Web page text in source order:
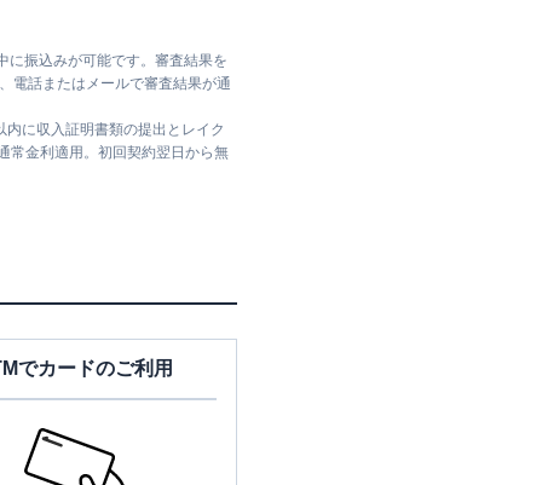
に振込みが可能です。審査結果を
電話またはメールで審査結果が通
に収入証明書類の提出とレイク
常金利適用。初回契約翌日から無
でカードのご利用